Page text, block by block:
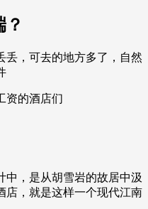
丢，可去的地方多了，自然
资的酒店们
中，是从胡雪岩的故居中汲
店，就是这样一个现代江南